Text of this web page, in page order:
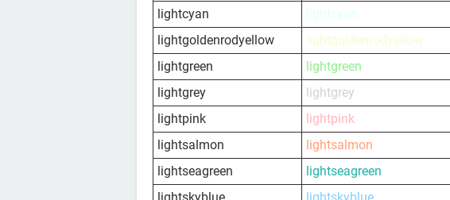
lightcyan
lightcyan
lightgoldenrodyellow
lightgoldenrodyellow
lightgreen
lightgreen
lightgrey
lightgrey
lightpink
lightpink
lightsalmon
lightsalmon
lightseagreen
lightseagreen